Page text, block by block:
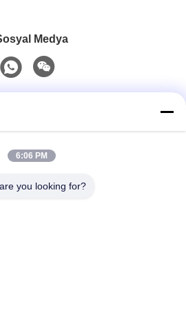
Medya
6:06 PM
you looking for?